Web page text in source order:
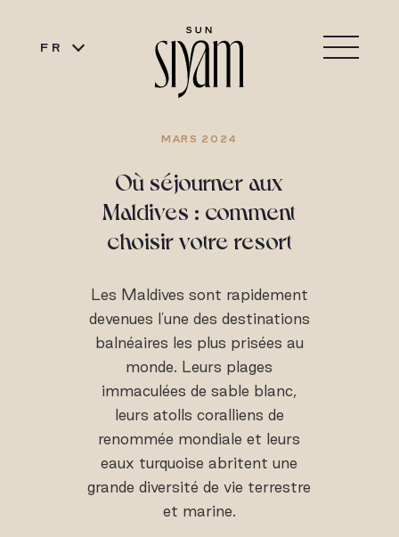
FR
MARS 2024
Où séjourner aux
Maldives : comment
choisir votre resort
Les Maldives sont rapidement
devenues l'une des destinations
balnéaires les plus prisées au
monde. Leurs plages
immaculées de sable blanc,
leurs atolls coralliens de
renommée mondiale et leurs
eaux turquoise abritent une
grande diversité de vie terrestre
et marine.